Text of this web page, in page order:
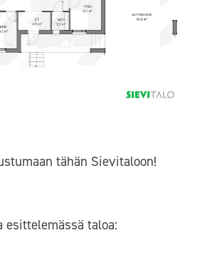
tähän Sievitaloon!
esittelemässä taloa: